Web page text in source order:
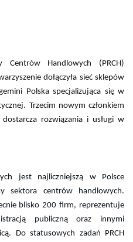
Centrów Handlowych (PRCH)
dołączyła sieć sklepów
Polska specjalizująca się w
Trzecim nowym członkiem
rozwiązania i usługi w
jest najliczniejszą w Polsce
sektora centrów handlowych.
blisko 200 firm, reprezentuje
publiczną oraz innymi
Do statusowych zadań PRCH